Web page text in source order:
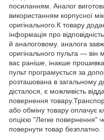
посиланням. Аналог
використанням корпусної
оригінального.К товару
інформація про
й аналоговому. аналога
оригінального пульта —
вас раніше, інакше
пульт програмується за
розташована в загальному
дісталося, є можливість
повернення
або обміну товару оплачує
опцією "Легке повернення"
повернути товар безплатно.